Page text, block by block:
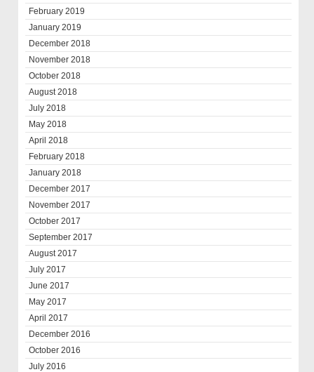
February 2019
January 2019
December 2018
November 2018
October 2018
August 2018
July 2018
May 2018
April 2018
February 2018
January 2018
December 2017
November 2017
October 2017
September 2017
August 2017
July 2017
June 2017
May 2017
April 2017
December 2016
October 2016
July 2016